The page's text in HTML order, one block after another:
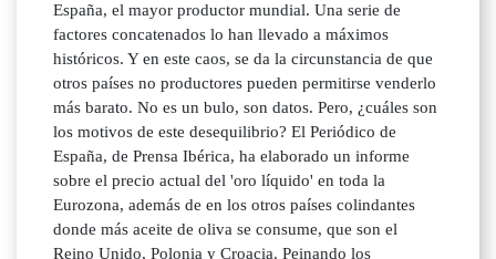
España, el mayor productor mundial. Una serie de
factores concatenados lo han llevado a máximos
históricos. Y en este caos, se da la circunstancia de que
otros países no productores pueden permitirse venderlo
más barato. No es un bulo, son datos. Pero, ¿cuáles son
los motivos de este desequilibrio? El Periódico de
España, de Prensa Ibérica, ha elaborado un informe
sobre el precio actual del 'oro líquido' en toda la
Eurozona, además de en los otros países colindantes
donde más aceite de oliva se consume, que son el
Reino Unido, Polonia y Croacia. Peinando los